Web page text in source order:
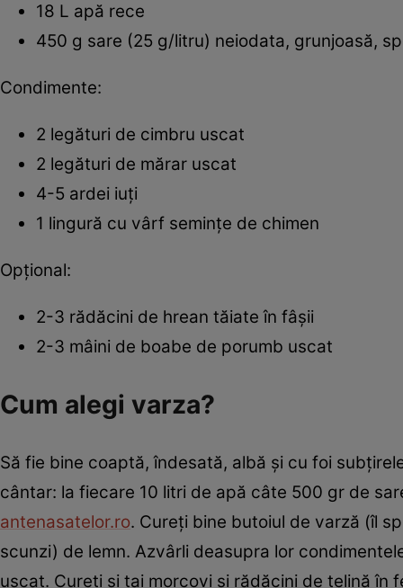
18 L apă rece
450 g sare (25 g/litru) neiodata, grunjoasă,
Condimente:
2 legături de cimbru uscat
2 legături de mărar uscat
4-5 ardei iuţi
1 lingură cu vârf seminţe de chimen
Opţional:
2-3 rădăcini de hrean tăiate în fâşii
2-3 mâini de boabe de porumb uscat
Cum alegi varza?
Să fie bine coaptă, îndesată, albă şi cu foi
cântar: la fiecare 10 litri de apă câte 500 gr de
antenasatelor.ro. Cureţi bine butoiul de varză (îl
scunzi) de lemn. Azvârli deasupra lor
uscat. Cureţi şi tai morcovi şi rădăcini de ţelină în